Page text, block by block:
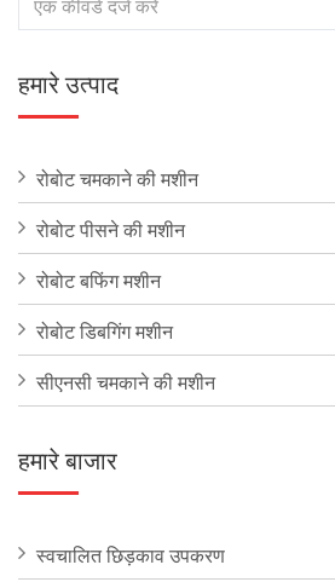
हमारे उत्पाद
रोबोट चमकाने की मशीन
रोबोट पीसने की मशीन
रोबोट बफिंग मशीन
रोबोट डिबगिंग मशीन
सीएनसी चमकाने की मशीन
हमारे बाजार
स्वचालित छिड़काव उपकरण